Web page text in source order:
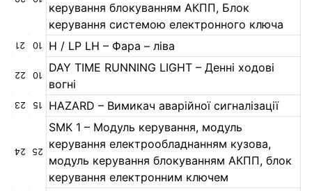
керування блокуванням АКПП, Блок
керування системою електронного ключа
21 10 H / LP LH – Фара – ліва
22 10
DAY TIME RUNNING LIGHT – Денні ходові
вогні
23 15 HAZARD – Вимикач аварійної сигналізації
24 25
SMK 1 – Модуль керування, модуль
керування електрообладнанням кузова,
модуль керування блокуванням АКПП, блок
керування електронним ключем